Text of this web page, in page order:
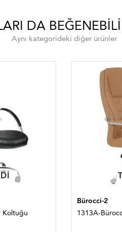
DA
Aynı kategorideki diğer ürünler
Koltuğu
Bürocci-2
1313A-